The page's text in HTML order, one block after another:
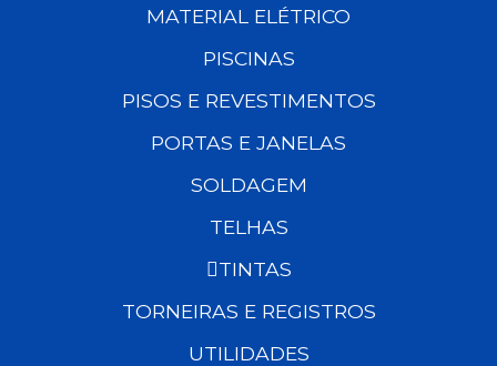
MATERIAL ELÉTRICO
PISCINAS
PISOS E REVESTIMENTOS
PORTAS E JANELAS
SOLDAGEM
TELHAS
TINTAS
TORNEIRAS E REGISTROS
UTILIDADES